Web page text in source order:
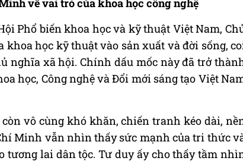
về vai trò của khoa học công nghệ
Phổ biến khoa học và kỹ thuật Việt Nam,
học kỹ thuật vào sản xuất và đời sống,
nghĩa xã hội. Chính dấu mốc này đã trở
học, Công nghệ và Đổi mới sáng tạo Việt
vô cùng khó khăn, chiến tranh kéo dài,
Minh vẫn nhìn thấy sức mạnh của tri thức
tương lai dân tộc. Tư duy ấy cho thấy tầm